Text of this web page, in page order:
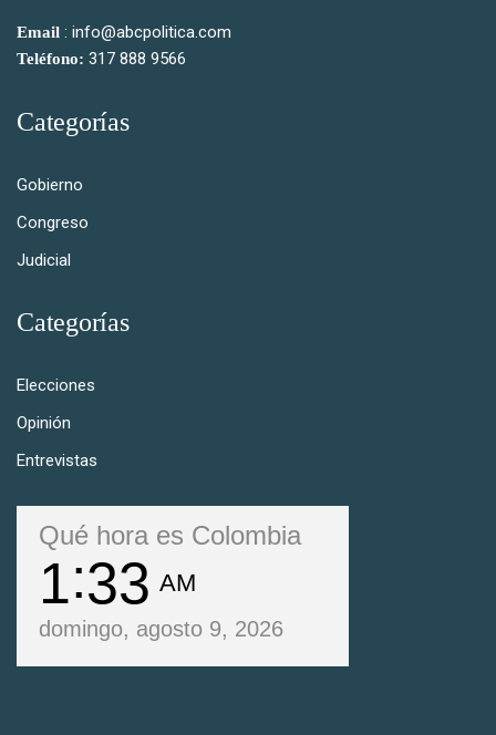
Email : info@abcpolitica.com
Teléfono: 317 888 9566
Categorías
Gobierno
Congreso
Judicial
Categorías
Elecciones
Opinión
Entrevistas
Qué hora es Colombia
1 33 AM
domingo, agosto 9, 2026